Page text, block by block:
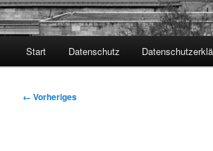
Start Datenschutz
Bilder-
← Vorheriges